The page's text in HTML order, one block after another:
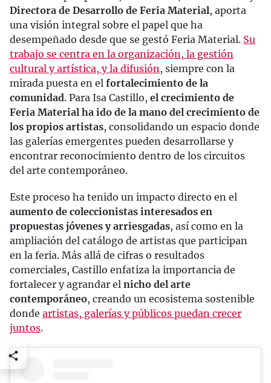
Directora de Desarrollo de Feria Material, aporta
una visión integral sobre el papel que ha
desempeñado desde que se gestó Feria Material. Su
trabajo se centra en la organización, la gestión
cultural y artística, y la difusión , siempre con la
mirada puesta en el fortalecimiento de la
comunidad. Para Isa Castillo, el crecimiento de
Feria Material ha ido de la mano del crecimiento de
los propios artistas, consolidando un espacio donde
las galerías emergentes pueden desarrollarse y
encontrar reconocimiento dentro de los circuitos
del arte contemporáneo.
Este proceso ha tenido un impacto directo en el
aumento de coleccionistas interesados en
propuestas jóvenes y arriesgadas, así como en la
ampliación del catálogo de artistas que participan
en la feria. Más allá de cifras o resultados
comerciales, Castillo enfatiza la importancia de
fortalecer y agrandar el nicho del arte
contemporáneo, creando un ecosistema sostenible
donde artistas, galerías y públicos puedan crecer
juntos.